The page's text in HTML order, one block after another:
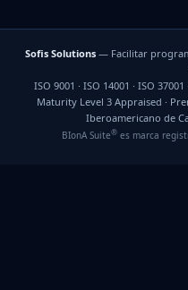
Sofis Solutions— Facilitar
ISO 9001 · ISO 14001 · ISO
Maturity Level 3 Appraised ·
Iberoamericano de
BIonA Suite® es marca